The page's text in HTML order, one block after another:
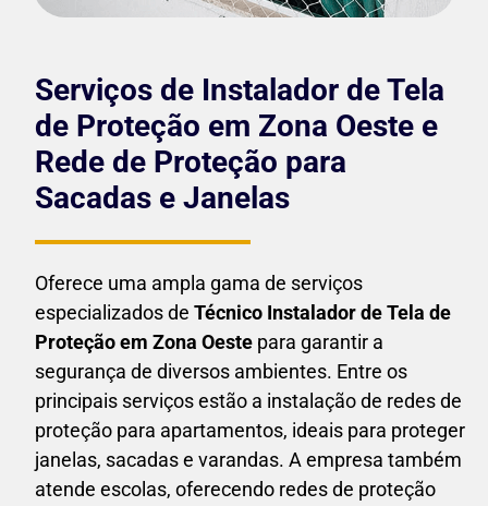
Serviços de Instalador de Tela
de Proteção em Zona Oeste e
Rede de Proteção para
Sacadas e Janelas
Oferece uma ampla gama de serviços
especializados de Técnico Instalador de Tela de
Proteção em Zona Oeste para garantir a
segurança de diversos ambientes. Entre os
principais serviços estão a instalação de redes de
proteção para apartamentos, ideais para proteger
janelas, sacadas e varandas. A empresa também
atende escolas, oferecendo redes de proteção